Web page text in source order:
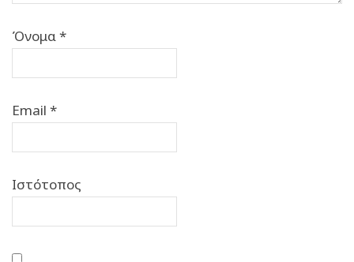
Όνομα*
Email *
Ιστότοπος